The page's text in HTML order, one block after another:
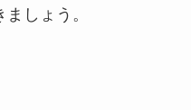
しょう。